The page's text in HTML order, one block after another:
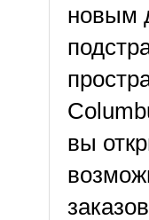
новым
вы